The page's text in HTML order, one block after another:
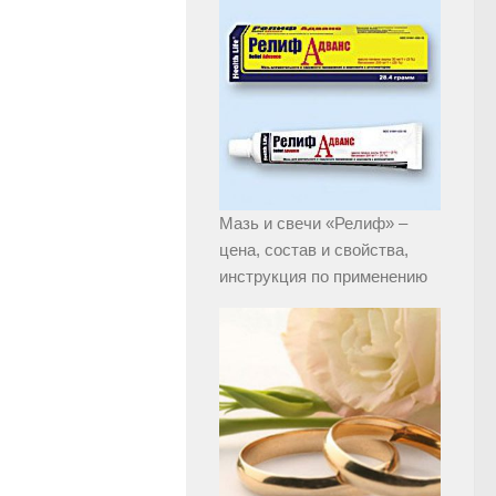
Мазь и свечи «Релиф» –
цена, состав и свойства,
инструкция по применению